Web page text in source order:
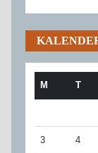
M T
3 4